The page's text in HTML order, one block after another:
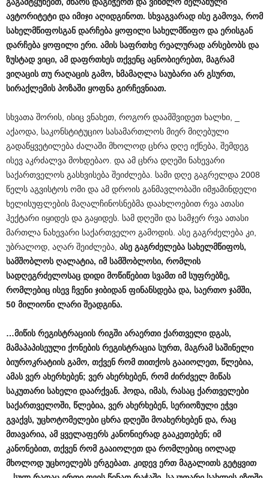
ავტორიტეტი და იმიჯი აღიდგინოთ. სხვაგვარად ისე გამოვა, რომ
სახელმწიფოსგან დარჩება ყოფილი სახელმწიფო და ერისგან
დარჩება ყოფილი ერი. ამის საფრთხე რეალურად არსებობს და
ზუსტად ვიცი, ამ დაფრთხეს თქვენც აცნობიერებთ, მაგრამ
ვიღაცის თუ რაღაცის გამო, ხმამაღლა საუბარი არ გსურთ,
სირაქლემის პოზაში ყოფნა გირჩევნიათ.
სხვათა შორის, ისიც ვნახეთ, როგორ დაამშვიდეთ ხალხი, _
აქაოდა, საკონსტიტუციო სასამართლოს მიერ მიღებული
გადაწყვეტილება ძალაში მხოლოდ ცხრა დღე იქნება, შემდეგ
ისევ აკრძალვა მოხდებაო. და ამ ცხრა დღეში ნახევარი
საქართველოს გასხვისება შეიძლება. სამი დღე გაგრელდა 2008
წელს აგვისტოს ომი და ამ დროის განმავლობაში იმჟამინდელი
ხელისუფლების მაღალჩინოსნებმა დაახლოებით რვა ათასი
ჰექტარი იყიდეს და გაყიდეს. სამ დღეში და სამჯერ რვა ათასი
მართლა ნახევარი საქართველო გამოდის. ასე გაგრძელება კი,
უბრალოდ, აღარ შეიძლება, ასე გაგრძელება სახელმწიფოს,
სამშობლოს ღალატია, იმ სამშობლოსი, რომლის
სადღეგრძელოსაც დიდი მოწიწებით სვამთ იმ სუფრებზე,
რომლებიც ისევ ჩვენი ჯიბიდან ფინანსდება და, საერთო ჯამში,
50 მილიონი ლარი შეადგინა.
…მიწის რეგისტრაციის რიგში არაერთი ქართველი დგას,
მამაპაპისეული ქონების რეგისტრაცია სურთ, მაგრამ საშინელი
ბიუროკრატიის გამო, თქვენ რომ თითქოს გააიოლეთ, წლებია,
ამას ვერ ახერხებენ; ვერ ახერხებენ, რომ ძირძველ მიწას
საკუთარი სახელი დაარქვან. ჰოდა, იმას, რასაც ქართველები
საქართველოში, წლებია, ვერ ახერხებენ, სერიოზული ეჭვი
გვაქვს, უცხოტომელები ცხრა დღეში მოახერხებენ და, რაც
მთავარია, ამ ყველაფერს კანონიერად გააკეთებენ; იმ
კანონებით, თქვენ რომ გააიოლეთ და რომლებიც იოლად
მხოლოდ უცხოელებს ერგებათ. კიდევ ერთ მაგალითს გეტყვით